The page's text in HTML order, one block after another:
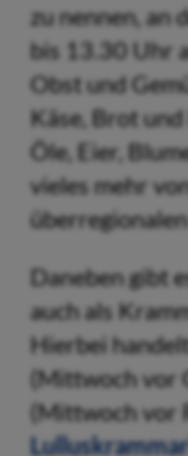
zu nennen, an
bis 13.30 Uhr
Obst und
Käse, Brot und
Öle, Eier,
vieles mehr
Daneben gibt
auch als
Hierbei
(Mittwoch vor
(Mittwoch vor